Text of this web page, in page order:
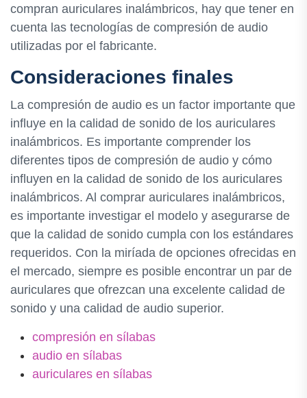
compran auriculares inalámbricos, hay que tener en
cuenta las tecnologías de compresión de audio
utilizadas por el fabricante.
Consideraciones finales
La compresión de audio es un factor importante que
influye en la calidad de sonido de los auriculares
inalámbricos. Es importante comprender los
diferentes tipos de compresión de audio y cómo
influyen en la calidad de sonido de los auriculares
inalámbricos. Al comprar auriculares inalámbricos,
es importante investigar el modelo y asegurarse de
que la calidad de sonido cumpla con los estándares
requeridos. Con la miríada de opciones ofrecidas en
el mercado, siempre es posible encontrar un par de
auriculares que ofrezcan una excelente calidad de
sonido y una calidad de audio superior.
compresión en sílabas
audio en sílabas
auriculares en sílabas